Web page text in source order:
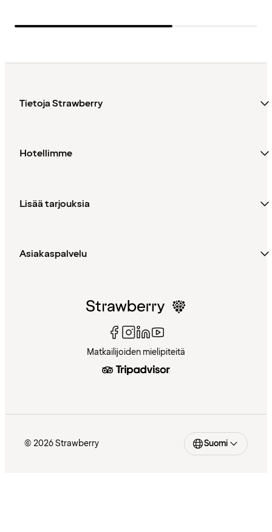
Tietoja Strawberry
Hotellimme
Lisää tarjouksia
Asiakaspalvelu
Matkailijoiden mielipiteitä
© 2026 Strawberry Suomi